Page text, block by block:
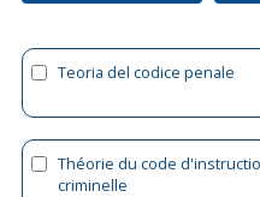
Teoria del codice penale
Théorie du code
criminelle